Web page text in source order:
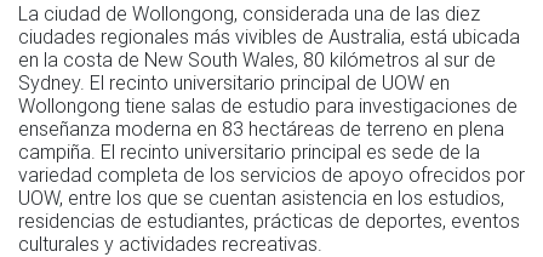
La ciudad de Wollongong, considerada una de las diez
ciudades regionales más vivibles de Australia, está ubicada
en la costa de New South Wales, 80 kilómetros al sur de
Sydney. El recinto universitario principal de UOW en
Wollongong tiene salas de estudio para investigaciones de
enseñanza moderna en 83 hectáreas de terreno en plena
campiña. El recinto universitario principal es sede de la
variedad completa de los servicios de apoyo ofrecidos por
UOW, entre los que se cuentan asistencia en los estudios,
residencias de estudiantes, prácticas de deportes, eventos
culturales y actividades recreativas.